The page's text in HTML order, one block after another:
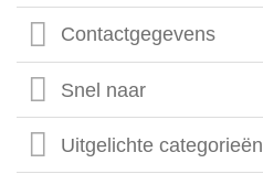
Contactgegevens
Snel naar
Uitgelichte categorieën